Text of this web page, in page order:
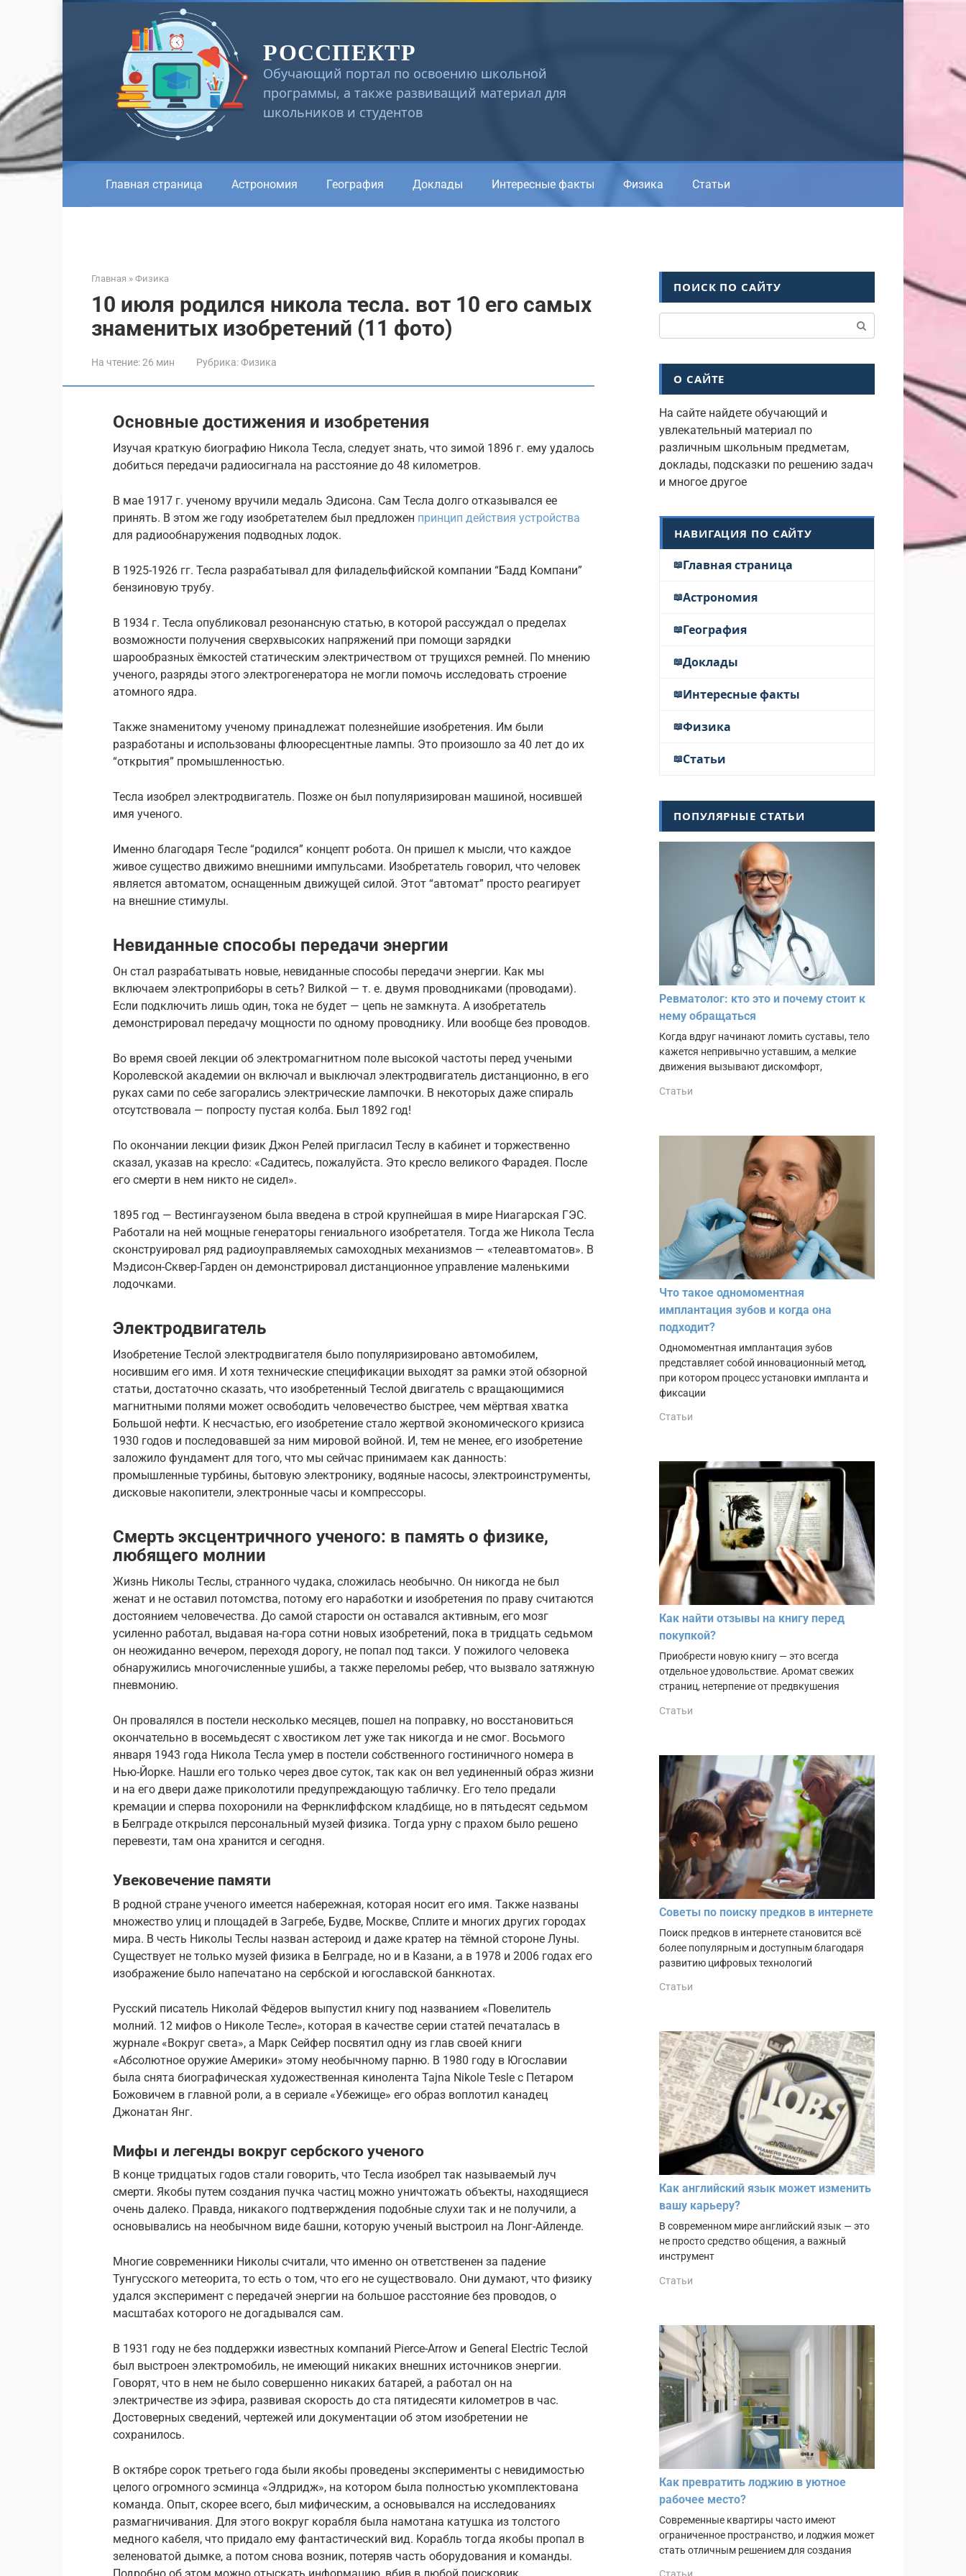
РОССПЕКТР
Обучающий портал по освоению школьной
программы, а также развиващий материал для
школьников и студентов
Главная страница Астрономия География Доклады Интересные факты Физика Статьи
Главная » Физика
10 июля родился никола тесла. вот 10 его самых
знаменитых изобретений (11 фото)
На чтение:26 мин Рубрика:Физика
Основные достижения и изобретения
Изучая краткую биографию Никола Тесла, следует знать, что зимой 1896 г. ему удалось
добиться передачи радиосигнала на расстояние до 48 километров.
В мае 1917 г. ученому вручили медаль Эдисона. Сам Тесла долго отказывался ее
принять. В этом же году изобретателем был предложен принцип действия устройства
для радиообнаружения подводных лодок.
В 1925-1926 гг. Тесла разрабатывал для филадельфийской компании “Бадд Компани”
бензиновую трубу.
В 1934 г. Тесла опубликовал резонансную статью, в которой рассуждал о пределах
возможности получения сверхвысоких напряжений при помощи зарядки
шарообразных ёмкостей статическим электричеством от трущихся ремней. По мнению
ученого, разряды этого электрогенератора не могли помочь исследовать строение
атомного ядра.
Также знаменитому ученому принадлежат полезнейшие изобретения. Им были
разработаны и использованы флюоресцентные лампы. Это произошло за 40 лет до их
“открытия” промышленностью.
Тесла изобрел электродвигатель. Позже он был популяризирован машиной, носившей
имя ученого.
Именно благодаря Тесле “родился” концепт робота. Он пришел к мысли, что каждое
живое существо движимо внешними импульсами. Изобретатель говорил, что человек
является автоматом, оснащенным движущей силой. Этот “автомат” просто реагирует
на внешние стимулы.
Невиданные способы передачи энергии
Он стал разрабатывать новые, невиданные способы передачи энергии. Как мы
включаем электроприборы в сеть? Вилкой — т. е. двумя проводниками (проводами).
Если подключить лишь один, тока не будет — цепь не замкнута. А изобретатель
демонстрировал передачу мощности по одному проводнику. Или вообще без проводов.
Во время своей лекции об электромагнитном поле высокой частоты перед учеными
Королевской академии он включал и выключал электродвигатель дистанционно, в его
руках сами по себе загорались электрические лампочки. В некоторых даже спираль
отсутствовала — попросту пустая колба. Был 1892 год!
По окончании лекции физик Джон Релей пригласил Теслу в кабинет и торжественно
сказал, указав на кресло: «Садитесь, пожалуйста. Это кресло великого Фарадея. После
его смерти в нем никто не сидел».
1895 год — Вестингаузеном была введена в строй крупнейшая в мире Ниагарская ГЭС.
Работали на ней мощные генераторы гениального изобретателя. Тогда же Никола Тесла
сконструировал ряд радиоуправляемых самоходных механизмов — «телеавтоматов». В
Мэдисон-Сквер-Гарден он демонстрировал дистанционное управление маленькими
лодочками.
Электродвигатель
Изобретение Теслой электродвигателя было популяризировано автомобилем,
носившим его имя. И хотя технические спецификации выходят за рамки этой обзорной
статьи, достаточно сказать, что изобретенный Теслой двигатель с вращающимися
магнитными полями может освободить человечество быстрее, чем мёртвая хватка
Большой нефти. К несчастью, его изобретение стало жертвой экономического кризиса
1930 годов и последовавшей за ним мировой войной. И, тем не менее, его изобретение
заложило фундамент для того, что мы сейчас принимаем как данность:
промышленные турбины, бытовую электронику, водяные насосы, электроинструменты,
дисковые накопители, электронные часы и компрессоры.
Смерть эксцентричного ученого: в память о физике,
любящего молнии
Жизнь Николы Теслы, странного чудака, сложилась необычно. Он никогда не был
женат и не оставил потомства, потому его наработки и изобретения по праву считаются
достоянием человечества. До самой старости он оставался активным, его мозг
усиленно работал, выдавая на-гора сотни новых изобретений, пока в тридцать седьмом
он неожиданно вечером, переходя дорогу, не попал под такси. У пожилого человека
обнаружились многочисленные ушибы, а также переломы ребер, что вызвало затяжную
пневмонию.
Он провалялся в постели несколько месяцев, пошел на поправку, но восстановиться
окончательно в восемьдесят с хвостиком лет уже так никогда и не смог. Восьмого
января 1943 года Никола Тесла умер в постели собственного гостиничного номера в
Нью-Йорке. Нашли его только через двое суток, так как он вел уединенный образ жизни
и на его двери даже приколотили предупреждающую табличку. Его тело предали
кремации и сперва похоронили на Фернклиффском кладбище, но в пятьдесят седьмом
в Белграде открылся персональный музей физика. Тогда урну с прахом было решено
перевезти, там она хранится и сегодня.
Увековечение памяти
В родной стране ученого имеется набережная, которая носит его имя. Также названы
множество улиц и площадей в Загребе, Будве, Москве, Сплите и многих других городах
мира. В честь Николы Теслы назван астероид и даже кратер на тёмной стороне Луны.
Существует не только музей физика в Белграде, но и в Казани, а в 1978 и 2006 годах его
изображение было напечатано на сербской и югославской банкнотах.
Русский писатель Николай Фёдеров выпустил книгу под названием «Повелитель
молний. 12 мифов о Николе Тесле», которая в качестве серии статей печаталась в
журнале «Вокруг света», а Марк Сейфер посвятил одну из глав своей книги
«Абсолютное оружие Америки» этому необычному парню. В 1980 году в Югославии
была снята биографическая художественная кинолента Tajna Nikole Tesle с Петаром
Божовичем в главной роли, а в сериале «Убежище» его образ воплотил канадец
Джонатан Янг.
Мифы и легенды вокруг сербского ученого
В конце тридцатых годов стали говорить, что Тесла изобрел так называемый луч
смерти. Якобы путем создания пучка частиц можно уничтожать объекты, находящиеся
очень далеко. Правда, никакого подтверждения подобные слухи так и не получили, а
основывались на необычном виде башни, которую ученый выстроил на Лонг-Айленде.
Многие современники Николы считали, что именно он ответственен за падение
Тунгусского метеорита, то есть о том, что его не существовало. Они думают, что физику
удался эксперимент с передачей энергии на большое расстояние без проводов, о
масштабах которого не догадывался сам.
В 1931 году не без поддержки известных компаний Pierce-Arrow и General Electric Теслой
был выстроен электромобиль, не имеющий никаких внешних источников энергии.
Говорят, что в нем не было совершенно никаких батарей, а работал он на
электричестве из эфира, развивая скорость до ста пятидесяти километров в час.
Достоверных сведений, чертежей или документации об этом изобретении не
сохранилось.
В октябре сорок третьего года были якобы проведены эксперименты с невидимостью
целого огромного эсминца «Элдридж», на котором была полностью укомплектована
команда. Опыт, скорее всего, был мифическим, а основывался на исследованиях
размагничивания. Для этого вокруг корабля была намотана катушка из толстого
медного кабеля, что придало ему фантастический вид. Корабль тогда якобы пропал в
зеленоватой дымке, а потом снова возник, потеряв часть оборудования и команды.
ПОИСК ПО САЙТУ
О САЙТЕ
На сайте найдете обучающий и
увлекательный материал по
различным школьным предметам,
доклады, подсказки по решению задач
и многое другое
НАВИГАЦИЯ ПО САЙТУ
Главная страница
Астрономия
География
Доклады
Интересные факты
Физика
Статьи
ПОПУЛЯРНЫЕ СТАТЬИ
Ревматолог: кто это и почему стоит к
нему обращаться
Когда вдруг начинают ломить суставы, тело
кажется непривычно уставшим, а мелкие
движения вызывают дискомфорт,
Статьи
Что такое одномоментная
имплантация зубов и когда она
подходит?
Одномоментная имплантация зубов
представляет собой инновационный метод,
при котором процесс установки импланта и
фиксации
Статьи
Как найти отзывы на книгу перед
покупкой?
Приобрести новую книгу — это всегда
отдельное удовольствие. Аромат свежих
страниц, нетерпение от предвкушения
Статьи
Советы по поиску предков в интернете
Поиск предков в интернете становится всё
более популярным и доступным благодаря
развитию цифровых технологий
Статьи
Как английский язык может изменить
вашу карьеру?
В современном мире английский язык — это
не просто средство общения, а важный
инструмент
Статьи
Как превратить лоджию в уютное
рабочее место?
Современные квартиры часто имеют
ограниченное пространство, и лоджия может
стать отличным решением для создания